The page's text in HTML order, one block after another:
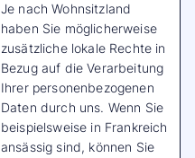
Je nach Wohnsitzland
haben Sie möglicherweise
zusätzliche lokale Rechte in
Bezug auf die Verarbeitung
Ihrer personenbezogenen
Daten durch uns. Wenn Sie
beispielsweise in Frankreich
ansässig sind, können Sie